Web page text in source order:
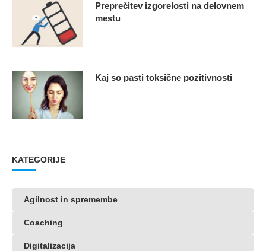
Preprečitev izgorelosti na delovnem
mestu
Kaj so pasti toksične pozitivnosti
KATEGORIJE
Agilnost in spremembe
Coaching
Digitalizacija